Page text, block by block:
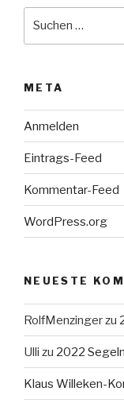
META
Anmelden
Eintrags-Feed
Kommentar-Feed
WordPress.org
NEUESTE
RolfMenzingerzu
Ulli zu 2022
Klaus Willeken-